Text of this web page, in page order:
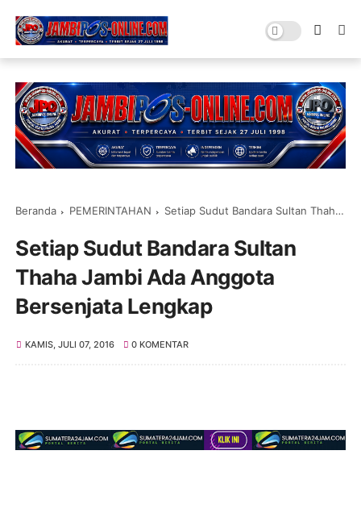
Beranda PEMERINTAHAN Setiap Sudut Bandara Sultan Thaha Jambi Ada Anggota Bersenjata Lengkap
Setiap Sudut Bandara Sultan
Thaha Jambi Ada Anggota
Bersenjata Lengkap
KAMIS, JULI 07, 2016 0 KOMENTAR